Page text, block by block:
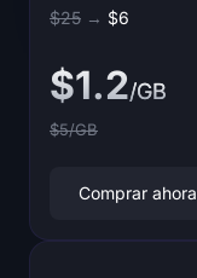
$25 → $6
$1.2/GB
$5/GB
Comprar ahora